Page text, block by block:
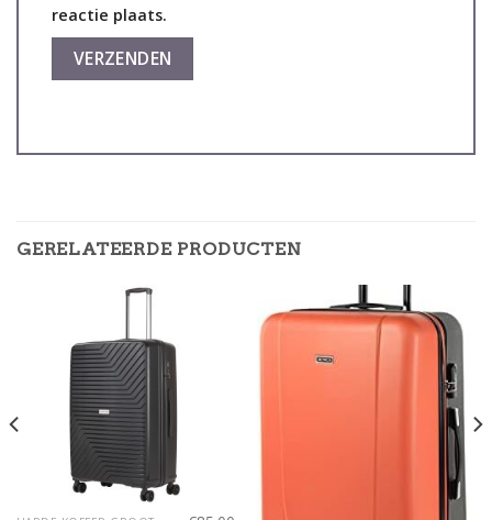
reactie plaats.
GERELATEERDE PRODUCTEN